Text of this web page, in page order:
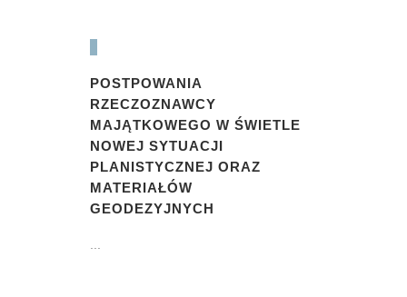
POSTPOWANIA
RZECZOZNAWCY
MAJĄTKOWEGO W ŚWIETLE
NOWEJ SYTUACJI
PLANISTYCZNEJ ORAZ
MATERIAŁÓW
GEODEZYJNYCH
...